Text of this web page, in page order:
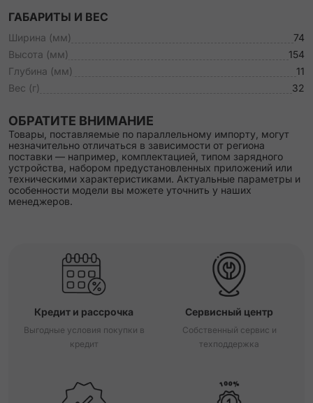
ГАБАРИТЫ И ВЕС
Ширина (мм)
74
Высота (мм)
154
Глубина (мм)
11
Вес (г)
32
ОБРАТИТЕ ВНИМАНИЕ
Товары, поставляемые по параллельному импорту, могут
незначительно отличаться в зависимости от региона
поставки — например, комплектацией, типом зарядного
устройства, набором предустановленных приложений или
техническими характеристиками. Актуальные параметры и
особенности модели вы можете уточнить у наших
менеджеров.
Кредит и рассрочка
Выгодные условия покупки в
кредит
Сервисный центр
Собственный сервис и
техподдержка